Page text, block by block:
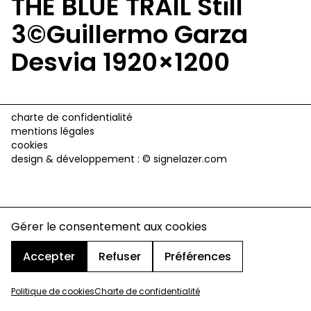
Gérer le consentement aux cookies
Accepter
Refuser Préférences
Politique de cookiesCharte de confidentialité
3©Guillermo Garza
Desvia 1920×1200
charte de confidentialité
mentions légales
cookies
design & développement : © signelazer.com